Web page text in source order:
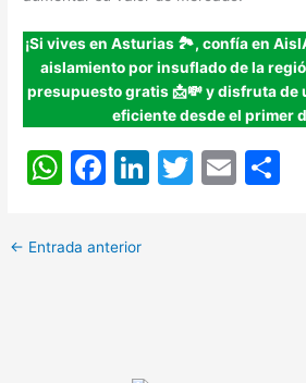
¡Si vives en Asturias 🏞️, confía en
aislamiento por insuflado de la
presupuesto gratis 📩💸 y disfruta de
eficiente desde el primer
W
at
F
c
Li T
E
← Entrada anterior